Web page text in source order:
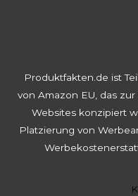
Produktfakten.de ist
von Amazon EU, das
Websites konzipiert
Platzierung von